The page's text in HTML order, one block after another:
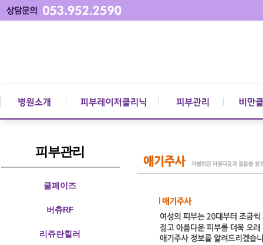
피부관리
쿨페이즈
버츄RF
리쥬란힐러